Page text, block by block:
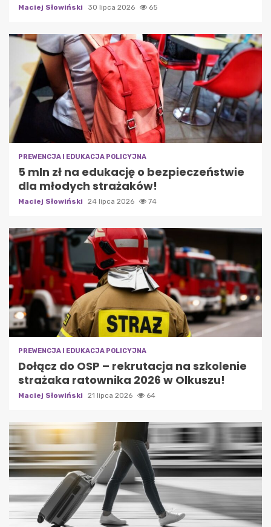
Maciej Słowiński 30 lipca 2026 65
PREWENCJA I EDUKACJA POLICYJNA
5 mln zł na edukację o bezpieczeństwie
dla młodych strażaków!
Maciej Słowiński 24 lipca 2026 74
PREWENCJA I EDUKACJA POLICYJNA
Dołącz do OSP – rekrutacja na szkolenie
strażaka ratownika 2026 w Olkuszu!
Maciej Słowiński 21 lipca 2026 64